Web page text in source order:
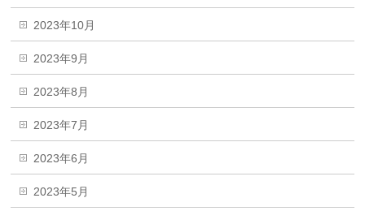
2023年10月
2023年9月
2023年8月
2023年7月
2023年6月
2023年5月